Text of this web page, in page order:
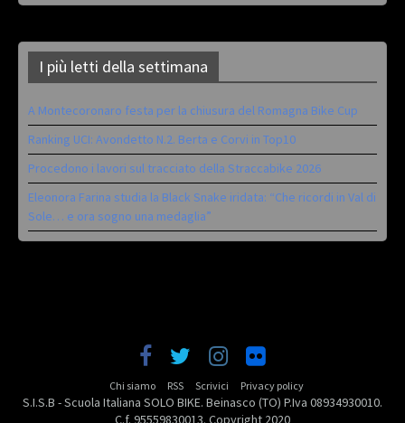
I più letti della settimana
A Montecoronaro festa per la chiusura del Romagna Bike Cup
Ranking UCI: Avondetto N.2. Berta e Corvi in Top10
Procedono i lavori sul tracciato della Straccabike 2026
Eleonora Farina studia la Black Snake iridata: “Che ricordi in Val di
Sole… e ora sogno una medaglia”
Chi siamo RSS Scrivici Privacy policy
S.I.S.B - Scuola Italiana SOLO BIKE. Beinasco (TO) P.Iva 08934930010.
C.f. 95559830013. Copyright 2020